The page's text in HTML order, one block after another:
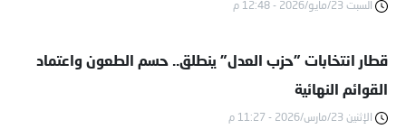
السبت 23/مايو/2026 - 12:48 م
قطار انتخابات "حزب العدل" ينطلق.. حسم الطعون واعتماد
القوائم النهائية
الإثنين 23/مارس/2026 - 11:27 م